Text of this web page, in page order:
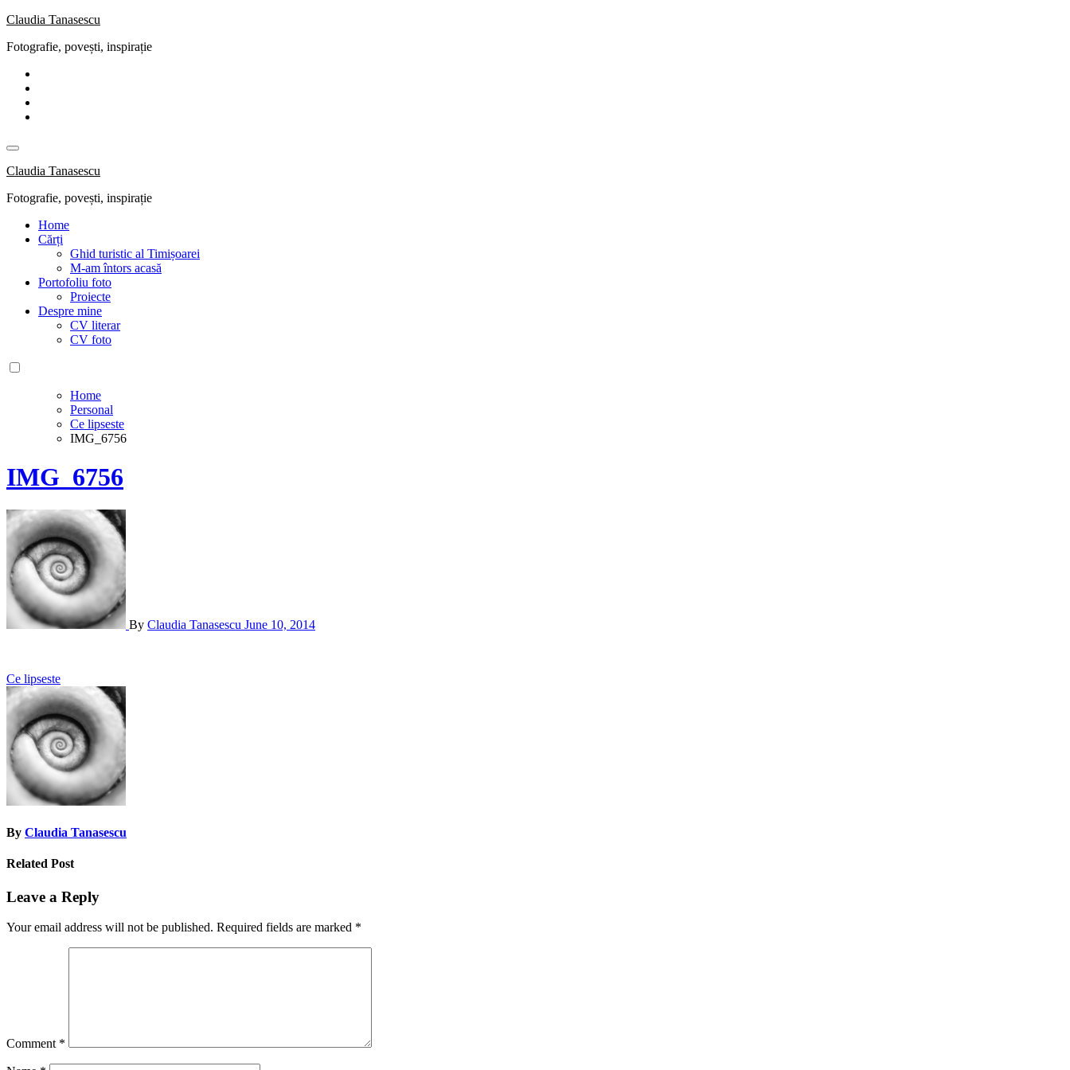
Skip
content
Claudia Tanasescu
Fotografie, povești, inspirație
Claudia Tanasescu
Fotografie, povești, inspirație
Home
Cărți
Ghid turistic al Timișoarei
M-am întors acasă
Portofoliu foto
Proiecte
Despre mine
CV literar
CV foto
Home
Personal
Ce lipseste
IMG_6756
IMG_6756
By Claudia Tanasescu June 10, 2014
Post
navigation
Ce lipseste
By Claudia Tanasescu
Related Post
Leave a Reply
Your email address will not be published. Required fields are marked *
Comment *